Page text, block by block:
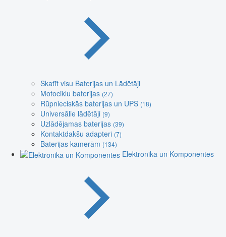
Skatīt visu Baterijas un Lādētāji
Motociklu baterijas (27)
Rūpnieciskās baterijas un UPS (18)
Universālie lādētāji (9)
Uzlādējamas baterijas (39)
Kontaktdakšu adapteri (7)
Baterijas kamerām (134)
Elektronika un Komponentes